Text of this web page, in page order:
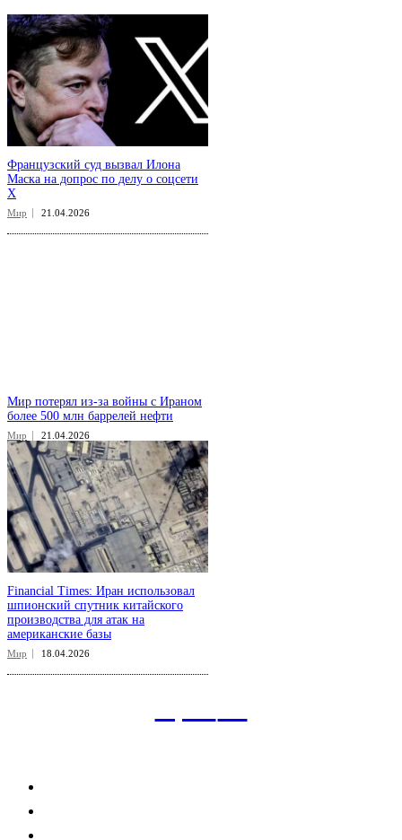
Французский суд вызвал Илона
Маска на допрос по делу о соцсети
X
Мир 21.04.2026
Мир потерял из-за войны с Ираном
более 500 млн баррелей нефти
Мир 21.04.2026
Financial Times: Иран использовал
шпионский спутник китайского
производства для атак на
американские базы
Мир 18.04.2026